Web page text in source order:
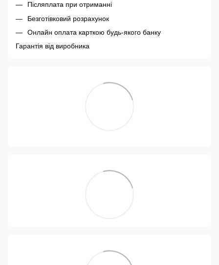
Післяплата при отриманні
Безготівковий розрахунок
Онлайн оплата карткою будь-якого банку
Гарантія від виробника